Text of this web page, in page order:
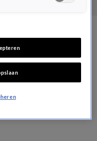
als
'Is Ten
voor